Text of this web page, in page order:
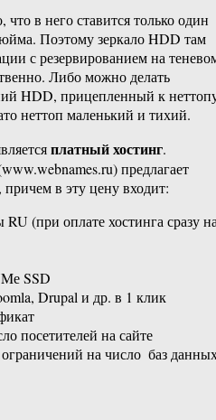
в него ставится только один
Поэтому зеркало HDD там
с резервированием на
Либо можно делать
HDD, прицепленный к
неттоп маленький и тихий.
платный хостинг.
предлагает
причем в эту цену входит:
(при оплате хостинга сразу
SSD
Drupal и др. в 1 клик
посетителей на сайте
на число баз